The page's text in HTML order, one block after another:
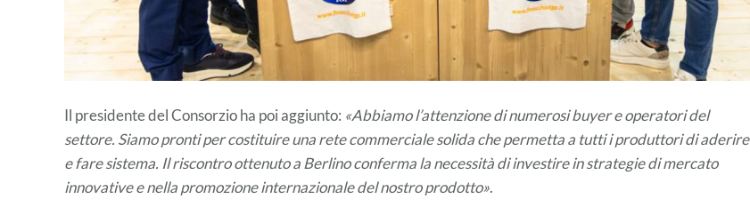
Il presidente del Consorzio ha poi aggiunto: «Abbiamo l’attenzione di numerosi buyer e operatori del
settore. Siamo pronti per costituire una rete commerciale solida che permetta a tutti i produttori di aderire
e fare sistema. Il riscontro ottenuto a Berlino conferma la necessità di investire in strategie di mercato
innovative e nella promozione internazionale del nostro prodotto».